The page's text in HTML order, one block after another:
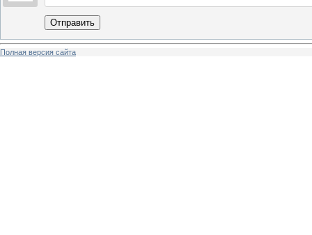
Отправить
Полная версия сайта